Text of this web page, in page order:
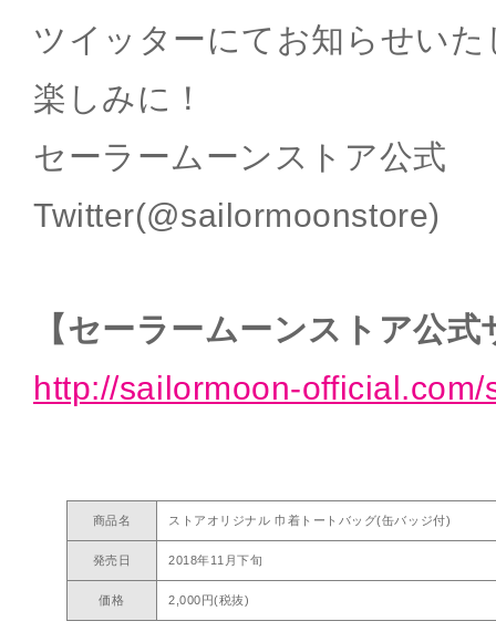
ツイッターにてお知らせい
楽しみに！
セーラームーンストア公式
Twitter(@sailormoonstore)
【セーラームーンストア公式
http://sailormoon-official.com/
商品名 ストアオリジナル 巾着トートバッグ(缶バッジ付)
発売日 2018年11月下旬
価格 2,000円(税抜)